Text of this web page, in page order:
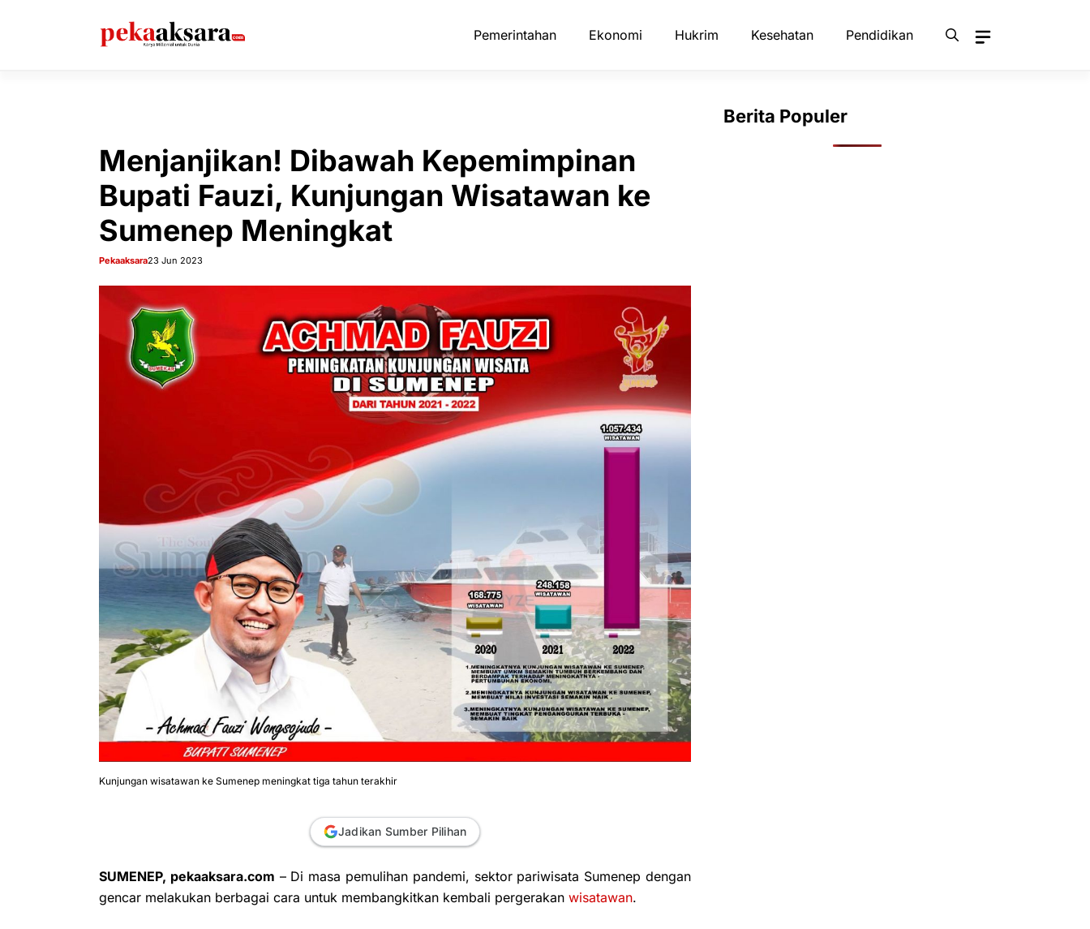
Pemerintahan Ekonomi Hukrim Kesehatan Pendidikan
Menjanjikan! Dibawah Kepemimpinan
Bupati Fauzi, Kunjungan Wisatawan ke
Sumenep Meningkat
Pekaaksara23 Jun 2023
Kunjungan wisatawan ke Sumenep meningkat tiga tahun terakhir
Jadikan Sumber Pilihan
SUMENEP, pekaaksara.com – Di masa pemulihan pandemi, sektor pariwisata Sumenep dengan
gencar melakukan berbagai cara untuk membangkitkan kembali pergerakan wisatawan.
Berita Populer